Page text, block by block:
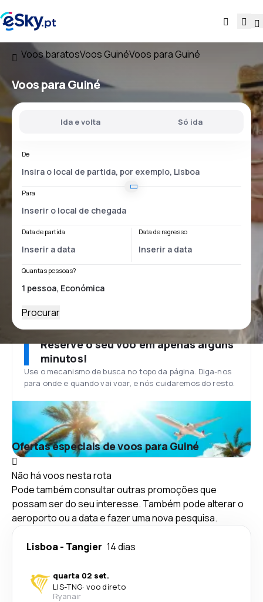
Voos baratosVoos GuinéVoos para Guiné
Voospara Guiné
Ida e volta Só ida
De
Para
Data de partida Data de regresso
Quantas pessoas?
Procurar
Reserve o seu voo em apenas alguns
minutos!
Use o mecanismo de busca no topo da página. Diga-nos
para onde e quando vai voar, e nós cuidaremos do resto.
Ofertas especiais de voos para Guiné
Não há voos nesta rota
Pode também consultar outras promoções que
possam ser do seu interesse. Também pode alterar o
aeroporto ou a data e fazer uma nova pesquisa.
Lisboa- Tangier 14 dias
quarta 02 set.
LIS-TNG· voo direto
Ryanair